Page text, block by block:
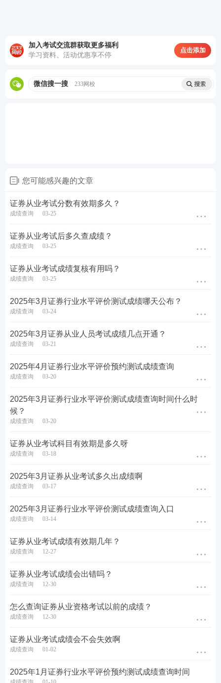
职，或从证券行业机构离职超过36个月的，
所有测试
成绩失效。
本细则发布前，参加证券业从业人员资格考试一般从
业资格考试和专项业务类资格考试相关科目考试的人
分统统不会错过！233网校老师将于官方公布时间后
考后关注-看真题、对答案！
中国证券业协会不会公布2025年3月证券从业人员考
试真题及答案。如果大家想知道证券考题情况，可以
在考后来233网校估分对答案、看考情！233网校将在
源于考生回忆版/网络汇总版，同时诚邀各位考生们考
微信扫描图片二维码，实时估分>>
证券备考资料下载 】【 新手指南
人礼包
】【知识库
考点集训>>【60s高频考点速记
卡】【 答题闯关赢奖品
疯狂刷题>>【233网校APP下载
刷】【
答疑互助>>添加233网校证券学霸君微信个人号【
进步相约拿证！
学晦涩难理解？建议
零基础考生参加233网校证券从
加入考试交流群获取更多福利
学习资料、活动优惠享不停
点击添加
微信搜一搜 233网校
您可能感兴趣的文章
证券从业考试分数有效期多久？
成绩查询 03-25
证券从业考试后多久查成绩？
成绩查询 03-25
证券从业考试成绩复核有用吗？
成绩查询 03-25
2025年3月证券行业水平评价测试成绩哪天公布？
成绩查询 03-24
2025年3月证券从业人员考试成绩几点开通？
成绩查询 03-21
2025年4月证券行业水平评价预约测试成绩查询
成绩查询 03-20
2025年3月证券行业水平评价测试成绩查询时间什么时
候？
成绩查询 03-20
证券从业考试科目有效期是多久呀
成绩查询 03-18
2025年3月证券从业考试多久出成绩啊
成绩查询 03-17
2025年3月证券行业水平评价测试成绩查询入口
成绩查询 03-14
证券从业考试成绩有效期几年？
成绩查询 12-27
证券从业考试成绩会出错吗？
成绩查询 12-30
怎么查询证券从业资格考试以前的成绩？
成绩查询 12-30
证券从业考试成绩会不会失效啊
成绩查询 01-02
2025年1月证券行业水平评价预约测试成绩查询时间